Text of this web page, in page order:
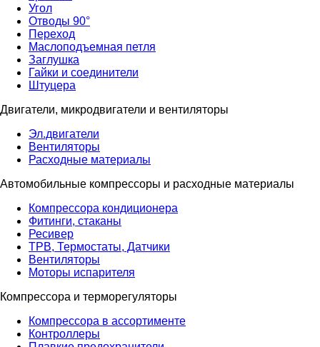
Угол
Отводы 90°
Переход
Маслоподъемная петля
Заглушка
Гайки и соединители
Штуцера
Двигатели, микродвигатели и вентиляторы
Эл.двигатели
Вентиляторы
Расходные материалы
Автомобильные компрессоры и расходные материалы
Компрессора кондиционера
Фитинги, стаканы
Ресивер
ТРВ, Термостаты, Датчики
Вентиляторы
Моторы испарителя
Компрессора и терморегуляторы
Компрессора в ассортименте
Контроллеры